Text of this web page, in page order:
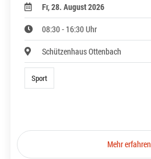
Fr, 28. August 2026
08:30 - 16:30 Uhr
Schützenhaus Ottenbach
Sport
Mehr erfahren